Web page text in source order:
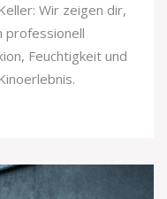
Wir zeigen dir,
professionell
Feuchtigkeit und